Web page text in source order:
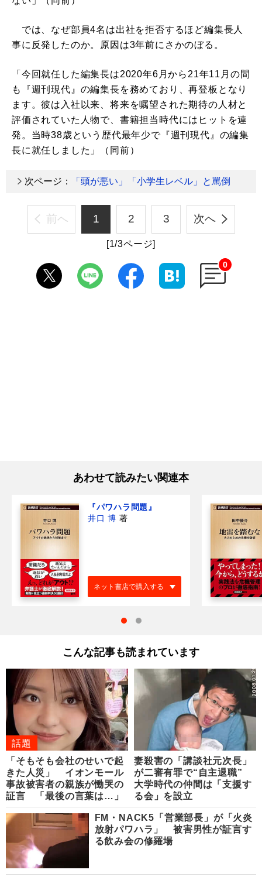
では、なぜ部員4名は出社を拒否するほど編集長人
事に反発したのか。原因は3年前にさかのぼる。
「今回就任した編集長は2020年6月から21年11月の間
も『週刊現代』の編集長を務めており、再登板となり
ます。彼は入社以来、将来を嘱望された期待の人材と
評価されていた人物で、書籍担当時代にはヒットを連
発。当時38歳という歴代最年少で『週刊現代』の編集
長に就任しました」（同前）
次ページ： 「頭が悪い」「小学生レベル」と罵倒
前へ 1 2 3 次へ
[1/3ページ]
0
あわせて読みたい関連本
『パワハラ問題』
井口 博 著
ネット書店で購入する
こんな記事も読まれています
話題
「そもそも会社のせいで起
きた人災」 イオンモール
事故被害者の親族が慟哭の
証言 「最後の言葉は…」
妻殺害の「講談社元次長」
が二審有罪で“自主退職”
大学時代の仲間は「支援す
る会」を設立
FM・NACK5「営業部長」が「火炎
放射パワハラ」 被害男性が証言す
る飲み会の修羅場